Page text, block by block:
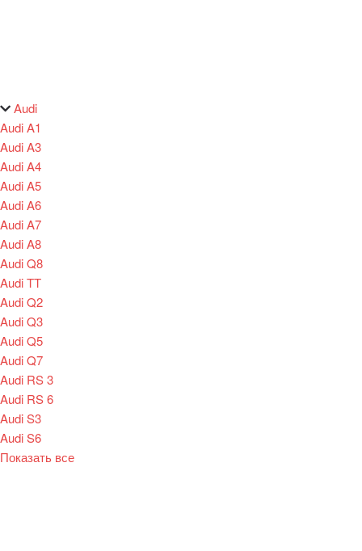
Audi
Audi A1
Audi A3
Audi A4
Audi A5
Audi A6
Audi A7
Audi A8
Audi Q8
Audi TT
Audi Q2
Audi Q3
Audi Q5
Audi Q7
Audi RS 3
Audi RS 6
Audi S3
Audi S6
Показать все